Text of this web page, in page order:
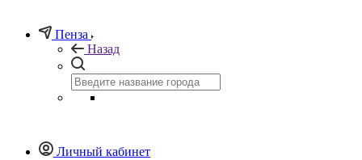
Пенза
Назад
Личный кабинет